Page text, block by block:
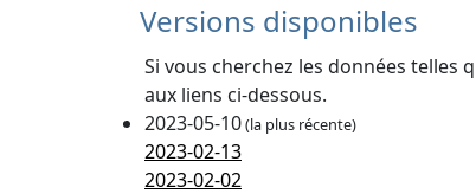
Versions disponibles
Si vous cherchez les données telles
aux liens ci-dessous.
2023-05-10(la plus récente)
2023-02-13
2023-02-02